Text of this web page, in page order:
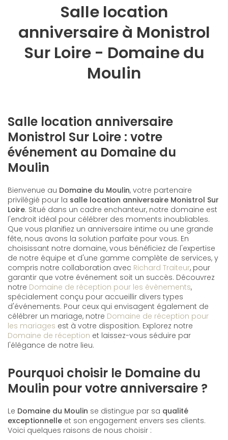
Salle location
anniversaire à Monistrol
Sur Loire - Domaine du
Moulin
Salle location anniversaire
Monistrol Sur Loire : votre
événement au Domaine du
Moulin
Bienvenue au Domaine du Moulin, votre partenaire
privilégié pour la salle location anniversaire Monistrol Sur
Loire. Situé dans un cadre enchanteur, notre domaine est
l'endroit idéal pour célébrer des moments inoubliables.
Que vous planifiez un anniversaire intime ou une grande
fête, nous avons la solution parfaite pour vous. En
choisissant notre domaine, vous bénéficiez de l'expertise
de notre équipe et d'une gamme complète de services, y
compris notre collaboration avec Richard Traiteur, pour
garantir que votre événement soit un succès. Découvrez
notre Domaine de réception pour les évènements,
spécialement conçu pour accueillir divers types
d'événements. Pour ceux qui envisagent également de
célébrer un mariage, notre Domaine de réception pour
les mariages est à votre disposition. Explorez notre
Domaine de réception et laissez-vous séduire par
l'élégance de notre lieu.
Pourquoi choisir le Domaine du
Moulin pour votre anniversaire ?
Le Domaine du Moulin se distingue par sa qualité
exceptionnelle et son engagement envers ses clients.
Voici quelques raisons de nous choisir :